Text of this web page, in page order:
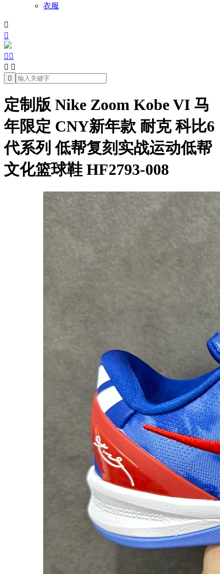
衣服


 
 

定制版 Nike Zoom Kobe VI 马
年限定 CNY新年款 耐克 科比6
代系列 低帮复刻实战运动低帮
文化篮球鞋 HF2793-008